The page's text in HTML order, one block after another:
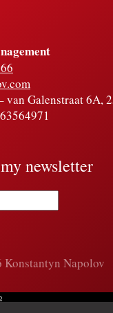
van Galenstraat 6A,
newsletter
Napolov